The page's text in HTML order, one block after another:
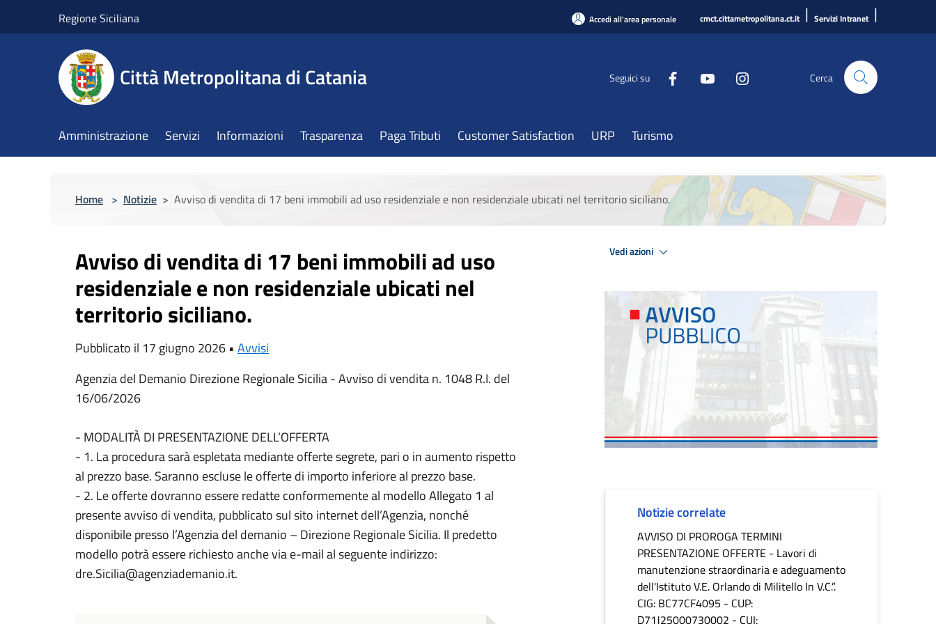
Regione Siciliana Accedi all'area personale cmct.cittametropolitana.ct.it | Servizi Intranet |
Città Metropolitana di Catania Seguici su Cerca
Amministrazione Servizi Informazioni Trasparenza Paga Tributi Customer Satisfaction URP Turismo
Home > Notizie > Avviso di vendita di 17 beni immobili ad uso residenziale e non residenziale ubicati nel territorio siciliano.
Avviso di vendita di 17 beni immobili ad uso
residenziale e non residenziale ubicati nel
territorio siciliano.
Pubblicato il 17 giugno 2026 • Avvisi
Agenzia del Demanio Direzione Regionale Sicilia - Avviso di vendita n. 1048 R.I. del
16/06/2026
- MODALITÀ DI PRESENTAZIONE DELL’OFFERTA
- 1. La procedura sarà espletata mediante offerte segrete, pari o in aumento rispetto
al prezzo base. Saranno escluse le offerte di importo inferiore al prezzo base.
- 2. Le offerte dovranno essere redatte conformemente al modello Allegato 1 al
presente avviso di vendita, pubblicato sul sito internet dell’Agenzia, nonché
disponibile presso l’Agenzia del demanio – Direzione Regionale Sicilia. Il predetto
modello potrà essere richiesto anche via e-mail al seguente indirizzo:
dre.Sicilia@agenziademanio.it.
Vedi azioni
Notizie correlate
AVVISO DI PROROGA TERMINI
PRESENTAZIONE OFFERTE - Lavori di
manutenzione straordinaria e adeguamento
dell'Istituto V.E. Orlando di Militello In V.C.”.
CIG: BC77CF4095 - CUP:
D71J25000730002 - CUI: